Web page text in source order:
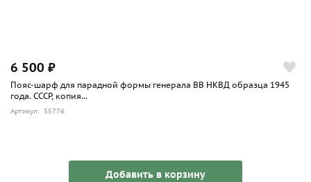
6 500 ₽
Пояс-шарф для парадной формы генерала ВВ НКВД образца 1945
года. СССР, копия...
Артикул: 55776
Добавить в корзину